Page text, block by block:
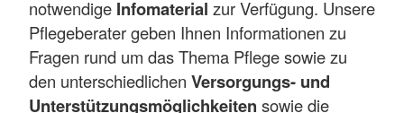
notwendige Infomaterial zur Verfügung. Unsere
Pflegeberater geben Ihnen Informationen zu
Fragen rund um das Thema Pflege sowie zu
den unterschiedlichen Versorgungs- und
Unterstützungsmöglichkeiten sowie die